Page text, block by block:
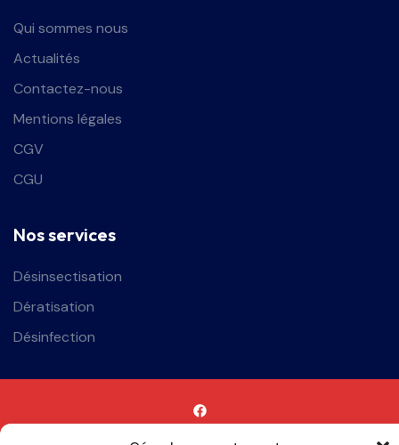
Qui sommes nous
Actualités
Contactez-nous
Mentions légales
CGV
CGU
Nos services
Désinsectisation
Dératisation
Désinfection
Dératisation à Reims Dératisation à Charleville-Mézières